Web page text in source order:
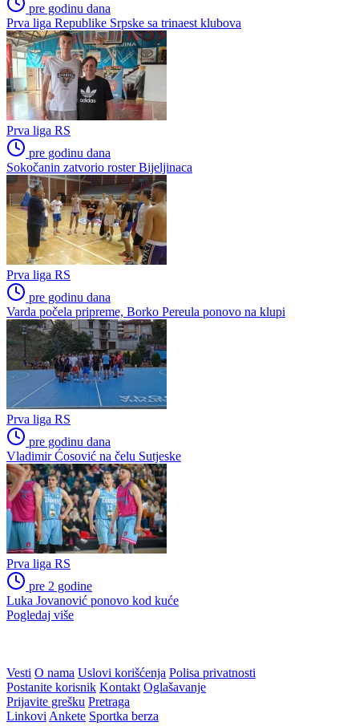
pre godinu dana
Prva liga Republike Srpske sa trinaest klubova
Prva liga RS
pre godinu dana
Sokočanin zatvorio roster Bijeljinaca
Prva liga RS
pre godinu dana
Varda počela pripreme, Borko Pereula ponovo na klupi
Prva liga RS
pre godinu dana
Vladimir Ćosović na čelu Sutjeske
Prva liga RS
pre 2 godine
Luka Jovanović ponovo kod kuće
Pogledaj više
Vesti O nama Uslovi korišćenja Polisa privatnosti
Postanite korisnik Kontakt Oglašavanje
Prijavite grešku Pretraga
Linkovi Ankete Sportka berza